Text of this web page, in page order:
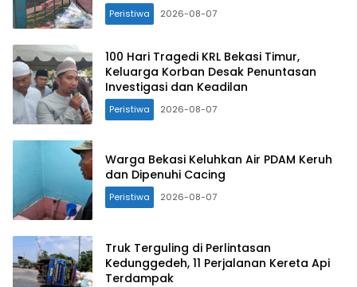
Peristiwa 2026-08-07
100 Hari Tragedi KRL Bekasi Timur,
Keluarga Korban Desak Penuntasan
Investigasi dan Keadilan
Peristiwa 2026-08-07
Warga Bekasi Keluhkan Air PDAM Keruh
dan Dipenuhi Cacing
Peristiwa 2026-08-07
Truk Terguling di Perlintasan
Kedunggedeh, 11 Perjalanan Kereta Api
Terdampak